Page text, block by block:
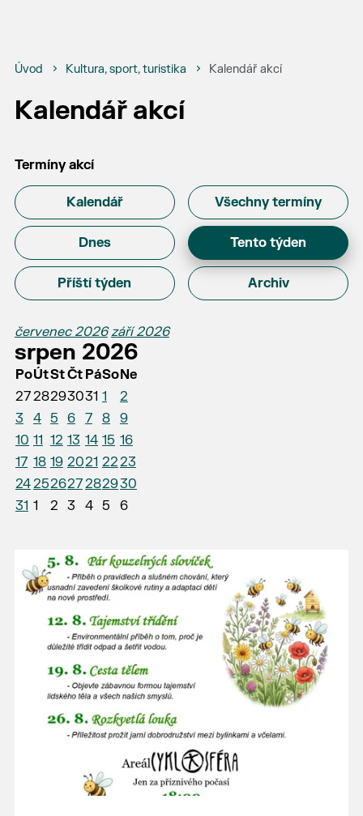
Úvod Kultura, sport, turistika Kalendář akcí
Kalendář akcí
Termíny akcí
Kalendář Všechny termíny
Dnes Tento týden
Příští týden Archiv
červenec 2026 září 2026
srpen 2026
PoÚtStČt PáSoNe
2728293031 1
2
3
4 5 6 7 8
9
10 11 12 13 14 15 16
17 18 19 2021 2223
24252627282930
31 1 2 3 4 5 6